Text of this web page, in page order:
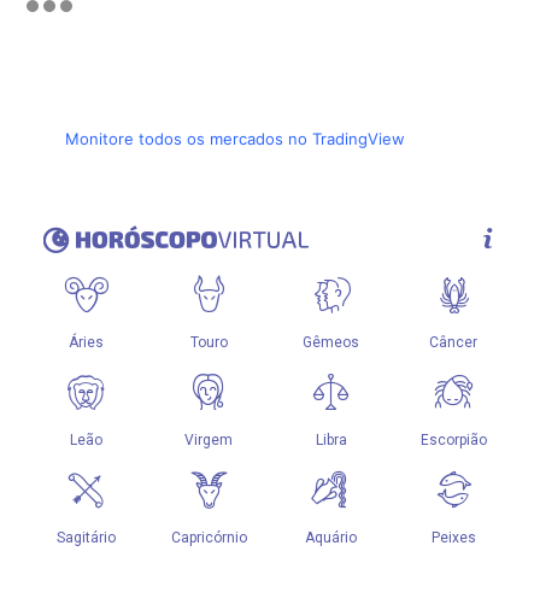
Monitore todos os mercados no TradingView